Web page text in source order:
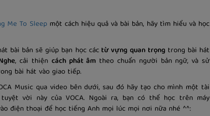
Me To Sleepmột cách hiệu quả và bài bản, hãy tìm hiểu và học
bài bản sẽ giúp bạn học cáctừ vựng quan trọngtrong bài hát
, cải thiện cách phát âm theo chuẩn người bản ngữ, và sử
bài hát vào giao tiếp.
Music qua video bên dưới, sau đó hãy tạo cho mình một tài
vời này của VOCA. Ngoài ra, bạn có thể học trên máy
điện thoại để học tiếng Anh mọi lúc mọi nơi nữa nhé ^^: